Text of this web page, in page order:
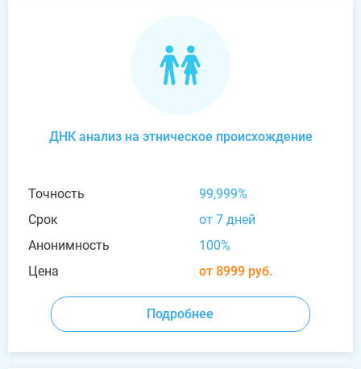
ДНК анализ на этническое происхождение
Точность
99,999%
Срок
от 7 дней
Анонимность
100%
Цена
от 8999 руб.
Подробнее